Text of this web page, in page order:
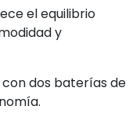
el equilibrio
y
dos baterías de